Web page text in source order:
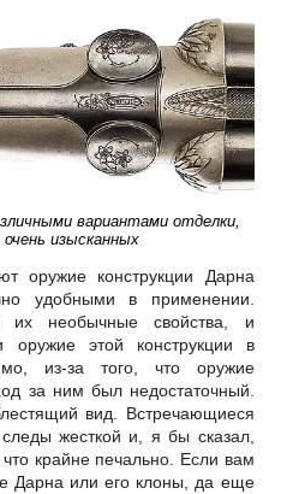
вариантами отделки,
изысканных
оружие конструкции Дарна
удобными в применении.
их необычные свойства, и
оружие этой конструкции в
из-за того, что оружие
за ним был недостаточный.
вид. Встречающиеся
жесткой и, я бы сказал,
крайне печально. Если вам
Дарна или его клоны, да еще